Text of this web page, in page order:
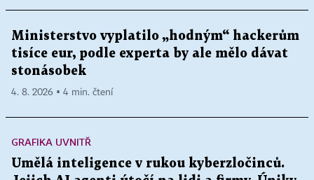
Ministerstvo vyplatilo „hodným“ hackerům
tisíce eur, podle experta by ale mělo dávat
stonásobek
4. 8. 2026 ▪ 4 min. čtení
GRAFIKA UVNITŘ
Umělá inteligence v rukou kyberzločinců.